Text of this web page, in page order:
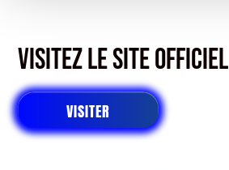
Visitez le site officiel
VISITER